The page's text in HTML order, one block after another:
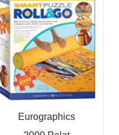
Eurographics